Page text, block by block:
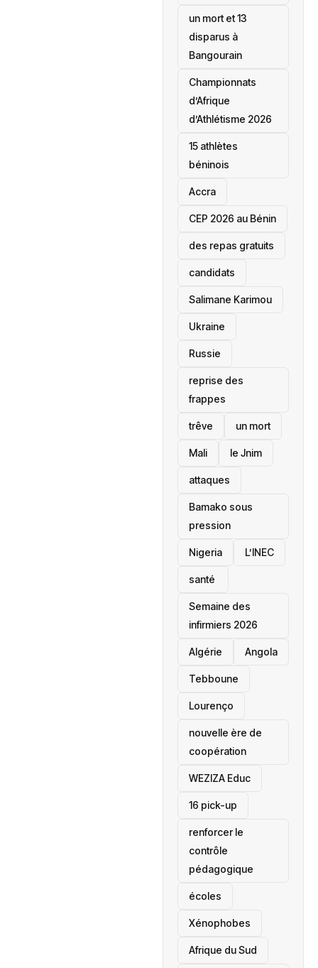
un mort et 13
disparus à
Bangourain
‎Championnats
d’Afrique
d’Athlétisme 2026
15 athlètes
béninois
Accra
‎CEP 2026 au Bénin
des repas gratuits
candidats
Salimane Karimou
Ukraine
Russie
reprise des
frappes
trêve un mort
Mali le Jnim
attaques
Bamako sous
pression
‎Nigeria L’INEC
santé ‎
Semaine des
infirmiers 2026
‎Algérie Angola
Tebboune
Lourenço
nouvelle ère de
coopération
‎WEZIZA Educ
16 pick-up
renforcer le
contrôle
pédagogique
écoles
‎Xénophobes
Afrique du Sud